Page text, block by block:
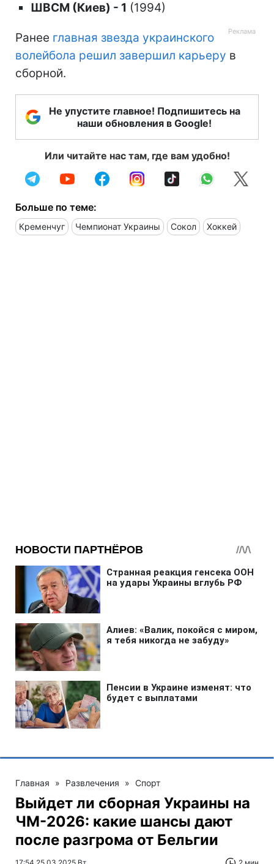
ШВСМ (Киев) - 1 (1994)
Ранее главная звезда украинского
волейбола решил завершил карьеру в
сборной.
Не упустите главное! Подпишитесь на
наши обновления в Google!
Или читайте нас там, где вам удобно!
Больше по теме:
Кременчуг Чемпионат Украины Сокол Хоккей
Главная » Развлечения » Спорт
Выйдет ли сборная Украины на
ЧМ-2026: какие шансы дают
после разгрома от Бельгии